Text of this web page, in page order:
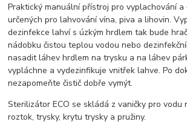
Praktický manuální přístroj pro vyplachování
určených pro lahvování vína, piva a lihovin.
dezinfekce lahví s úzkým hrdlem tak bude
nádobku čistou teplou vodou nebo
nasadit láhev hrdlem na trysku a na láhev
vypláchne a vydezinfikuje vnitřek lahve. Po
nezapomeňte čistič dobře vymýt.
Sterilizátor ECO se skládá z vaničky pro vodu
roztok, trysky, krytu trysky a pružiny.